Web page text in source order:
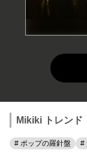
Mikiki トレンド
# ポップの羅針盤 #